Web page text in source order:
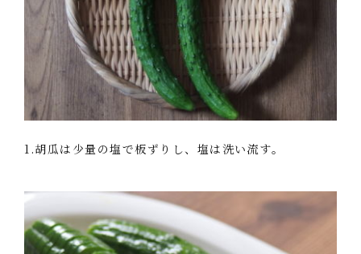
1.胡瓜は少量の塩で板ずりし、塩は洗い流す。